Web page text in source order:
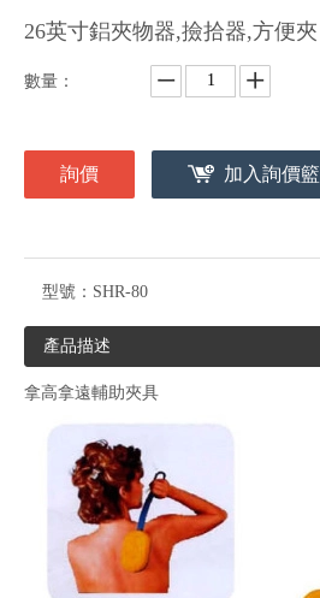
26英寸鋁夾物器,撿拾器,方便夾
數量：
詢價 加入詢價籃
型號： SHR-80
產品描述
拿高拿遠輔助夾具